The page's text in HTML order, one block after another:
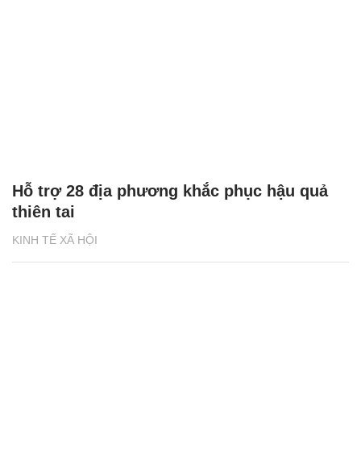
KINH TẾ XÃ HỘI
Hỗ trợ 28 địa phương khắc phục hậu quả
thiên tai